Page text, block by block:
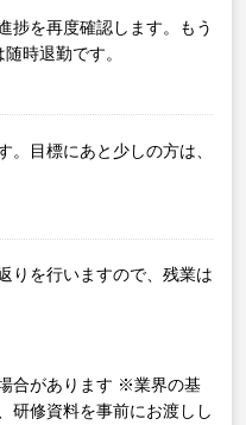
捗を再度確認します。もう
時退勤です。
。目標にあと少しの方は、
りを行いますので、残業は
合があります ※業界の基
研修資料を事前にお渡しし